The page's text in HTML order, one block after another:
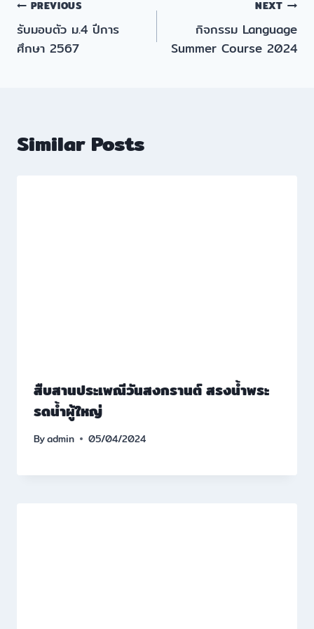
แนะแนว
เรื่อง
PREVIOUS
รับมอบตัว ม.4 ปีการ
ศึกษา 2567
NEXT
กิจกรรม Language
Summer Course 2024
Similar Posts
สืบสานประเพณีวันสงกรานต์ สรงน้ำพระ
รดน้ำผู้ใหญ่
Byadmin 05/04/2024